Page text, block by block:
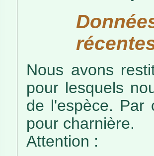
Nous avons
pour lesquels
de l'espèce. Par
pour charnière.
Attention :